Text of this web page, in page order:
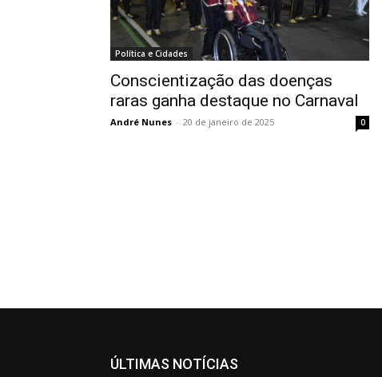
Política e Cidades
Conscientização das doenças
raras ganha destaque no Carnaval
André Nunes - 20 de janeiro de 2025 0
ÚLTIMAS NOTÍCIAS